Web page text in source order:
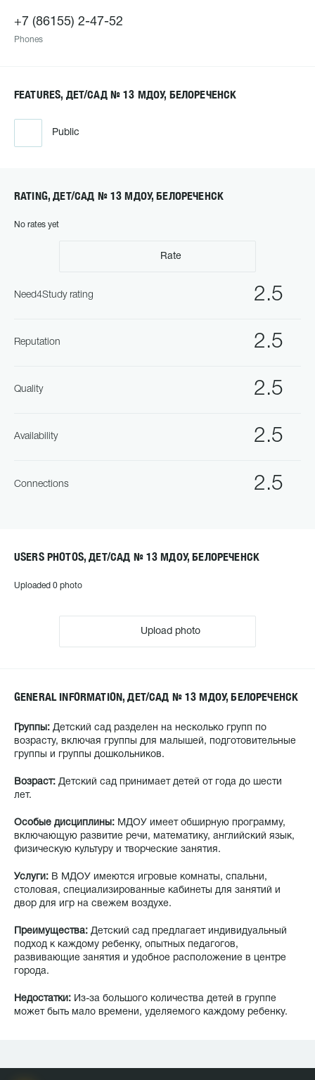
+7 (86155) 2-47-52
Phones
FEATURES, ДЕТ/САД № 13 МДОУ, БЕЛОРЕЧЕНСК
Public
RATING, ДЕТ/САД № 13 МДОУ, БЕЛОРЕЧЕНСК
No rates yet
Rate
2.5
Need4Study rating
2.5
Reputation
2.5
Quality
2.5
Availability
2.5
Connections
USERS PHOTOS, ДЕТ/САД № 13 МДОУ, БЕЛОРЕЧЕНСК
Uploaded 0 photo
Upload photo
GENERAL INFORMATION, ДЕТ/САД № 13 МДОУ, БЕЛОРЕЧЕНСК
Группы: Детский сад разделен на несколько групп по
возрасту, включая группы для малышей, подготовительные
группы и группы дошкольников.
Возраст: Детский сад принимает детей от года до шести
лет.
Особые дисциплины: МДОУ имеет обширную программу,
включающую развитие речи, математику, английский язык,
физическую культуру и творческие занятия.
Услуги: В МДОУ имеются игровые комнаты, спальни,
столовая, специализированные кабинеты для занятий и
двор для игр на свежем воздухе.
Преимущества: Детский сад предлагает индивидуальный
подход к каждому ребенку, опытных педагогов,
развивающие занятия и удобное расположение в центре
города.
Недостатки: Из-за большого количества детей в группе
может быть мало времени, уделяемого каждому ребенку.